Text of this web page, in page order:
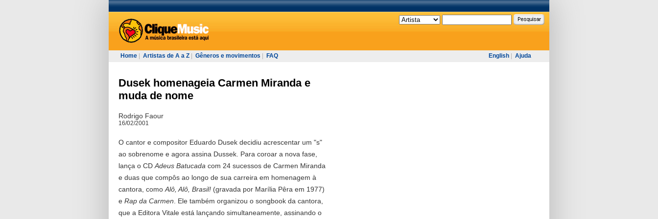
Home Artistas de A a Z Gêneros e movimentos FAQ English Ajuda
Dusek homenageia Carmen Miranda e
muda de nome
Rodrigo Faour
16/02/2001
O cantor e compositor Eduardo Dusek decidiu acrescentar um "s"
ao sobrenome e agora assina Dussek. Para coroar a nova fase,
lança o CD Adeus Batucada com 24 sucessos de Carmen Miranda
e duas que compôs ao longo de sua carreira em homenagem à
cantora, como Alô, Alô, Brasil! (gravada por Marília Pêra em 1977)
e Rap da Carmen . Ele também organizou o songbook da cantora,
que a Editora Vitale está lançando simultaneamente, assinando o